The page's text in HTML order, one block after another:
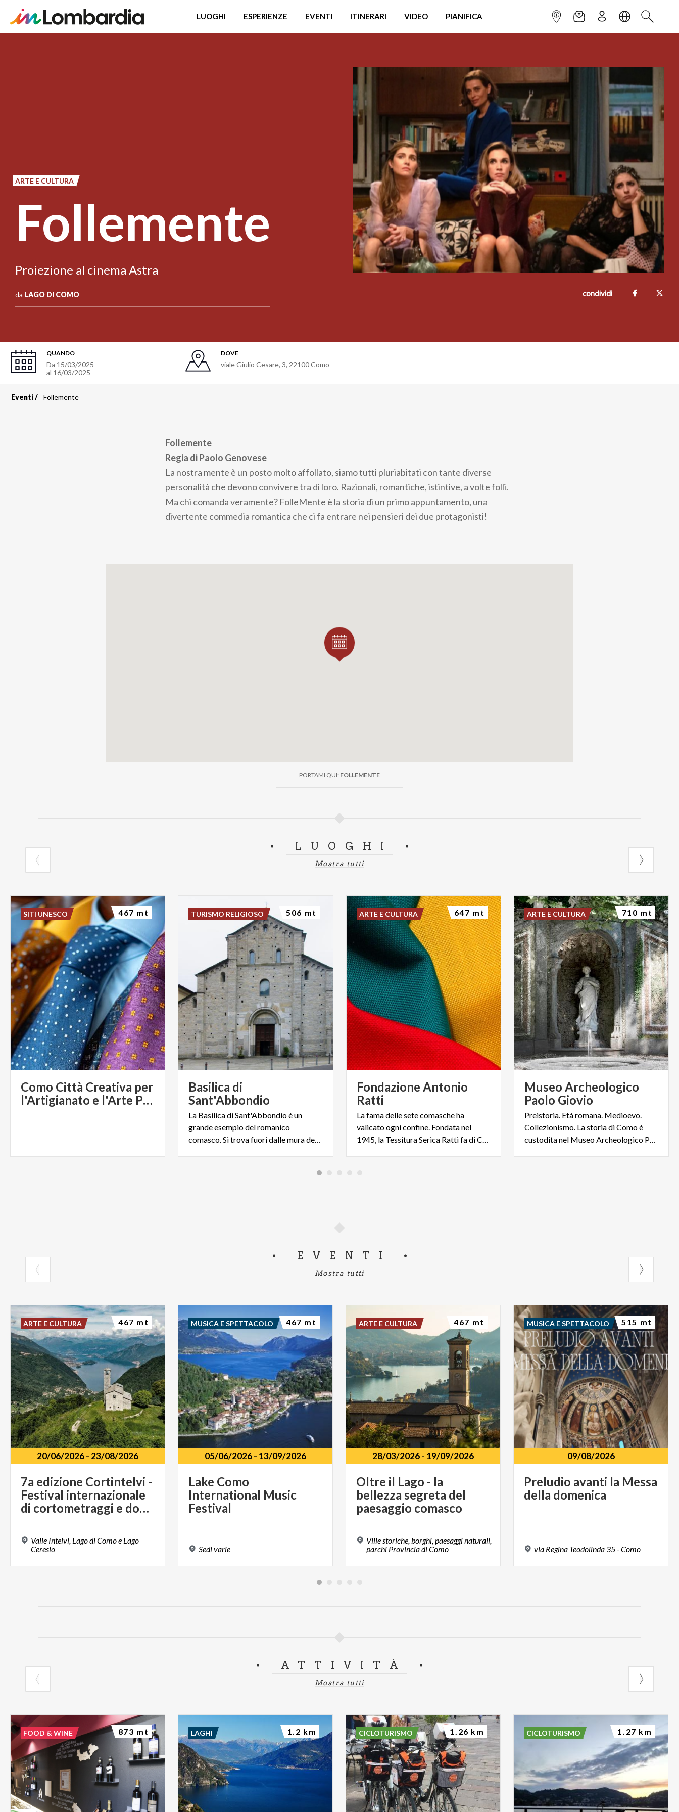
LUOGHI ESPERIENZE EVENTI ITINERARI VIDEO PIANIFICA INFOPOINTNEWSLETTER
ISCRIVITILINGUACERCA
ARTE E CULTURA
Follemente
Proiezione al cinema Astra
da LAGO DI COMO condividi
QUANDO
Da 15/03/2025
al 16/03/2025
DOVE
viale Giulio Cesare, 3, 22100Como
Eventi Follemente
Follemente
Regia di Paolo Genovese
La nostra mente è un posto molto affollato, siamo tutti pluriabitati con tante diverse
personalità che devono convivere tra di loro. Razionali, romantiche, istintive, a volte folli.
Ma chi comanda veramente? FolleMente è la storia di un primo appuntamento, una
divertente commedia romantica che ci fa entrare nei pensieri dei due protagonisti!
PORTAMI QUI: FOLLEMENTE
LUOGHI
Mostra tutti
Como Città Creativa per
l'Artigianato e l'Arte Popolare
SITI UNESCO 467 mt
Basilica di
Sant'Abbondio
La Basilica di Sant'Abbondio è un
grande esempio del romanico
comasco. Si trova fuori dalle mura della città, sul lato di Monte Croce
TURISMO RELIGIOSO 506 mt
Fondazione Antonio
Ratti
La fama delle sete comasche ha
valicato ogni confine. Fondata nel
1945, la Tessitura Serica Ratti fa di Como la Città della Seta
ARTE E CULTURA 647 mt
Museo Archeologico
Paolo Giovio
Preistoria. Età romana. Medioevo.
Collezionismo. La storia di Como è
custodita nel Museo Archeologico Paolo Giovio
ARTE E CULTURA 710 mt
EVENTI
Mostra tutti
20/06/2026- 23/08/2026
7a edizione Cortintelvi -
Festival internazionale
di cortometraggi e documentari
Valle Intelvi, Lago di Como e Lago
Ceresio
ARTE E CULTURA 467 mt
05/06/2026- 13/09/2026
Lake Como
International Music
Festival
Sedivarie
MUSICA E SPETTACOLO 467 mt
28/03/2026- 19/09/2026
Oltre il Lago - la
bellezza segreta del
paesaggio comasco
Ville storiche, borghi, paesaggi naturali,
parchi Provincia di Como
ARTE E CULTURA 467 mt
09/08/2026
Preludio avanti la Messa
della domenica
via Regina Teodolinda35-Como
MUSICA E SPETTACOLO 515 mt
ATTIVITÀ
Mostra tutti
FOOD & WINE 873 mt LAGHI 1.2 km CICLOTURISMO 1.26 km CICLOTURISMO 1.27 km